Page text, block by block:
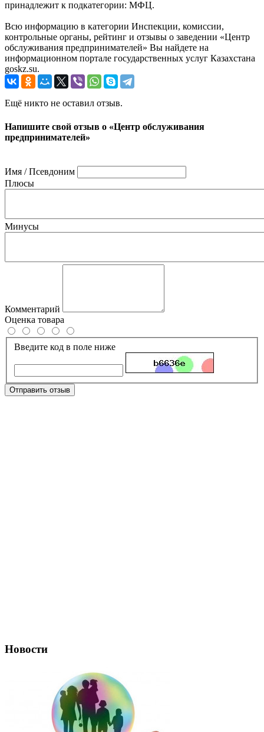
принадлежит к подкатегории: МФЦ.
Всю информацию в категории Инспекции, комиссии,
контрольные органы, рейтинг и отзывы о заведении «Центр
обслуживания предпринимателей» Вы найдете на
информационном портале государственных услуг Казахстана
goskz.su.
Ещё никто не оставил отзыв.
Напишите свой отзыв о «Центр обслуживания
предпринимателей»
Имя / Псевдоним
Плюсы
Минусы
Комментарий
Оценка товара
Введите код в поле ниже
Отправить отзыв
Новости